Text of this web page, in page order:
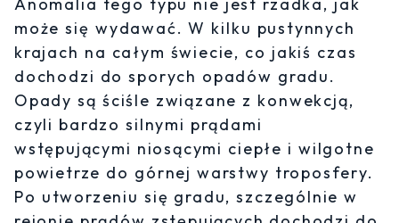
Anomalia tego typu nie jest rzadka, jak
może się wydawać. W kilku pustynnych
krajach na całym świecie, co jakiś czas
dochodzi do sporych opadów gradu.
Opady są ściśle związane z konwekcją,
czyli bardzo silnymi prądami
wstępującymi niosącymi ciepłe i wilgotne
powietrze do górnej warstwy troposfery.
Po utworzeniu się gradu, szczególnie w